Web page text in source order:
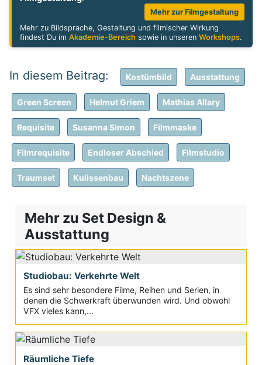
Mehr zur Filmgestaltung
Mehr zu Bildsprache, Gestaltung und filmischer Wirkung
findest Du imAkademie-Bereich sowie in unserenWorkshops.
Kostümbild Ausstattung
Green Screen Helmut Griem Mathias Allary
Requisite Susanna Simon Filmmaske
Filmrequisite Endloser Abschied Filmstudio
Traumset Kulissenbau Nachtszene
Mehr zu Set Design &
Ausstattung
Studiobau: Verkehrte Welt
Es sind sehr besondere Filme, Reihen und Serien, in
denen die Schwerkraft überwunden wird. Und obwohl
VFX vieles kann,...
Räumliche Tiefe